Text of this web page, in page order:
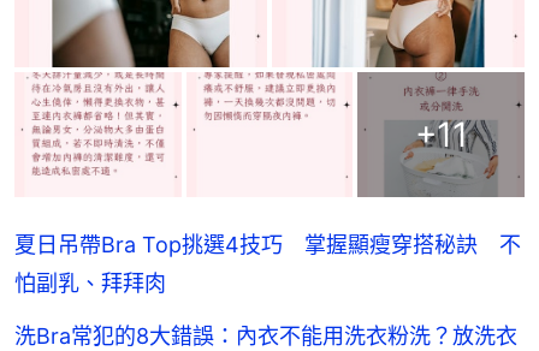
+11
夏日吊帶Bra Top挑選4技巧 掌握顯瘦穿搭秘訣 不
怕副乳、拜拜肉
洗Bra常犯的8大錯誤：內衣不能用洗衣粉洗？放洗衣